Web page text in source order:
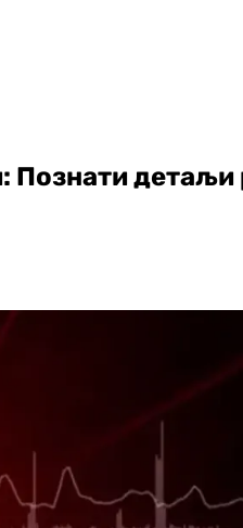
детаљи